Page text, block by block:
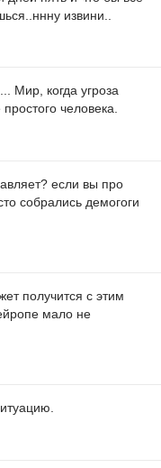
извини..
Мир, когда угроза
человека.
если вы про
собрались демогоги
получится с этим
мало не